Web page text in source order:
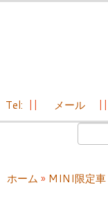
ン
Tel: メール
ホーム » MINI限定車